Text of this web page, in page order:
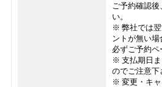
ご予約確認
い。
※ 弊社では
ントが無い
必ずご予約
※ 支払期日
のでご注意下
※ 変更・キ